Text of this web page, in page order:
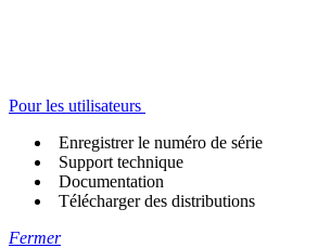
Pour les utilisateurs
Enregistrer le numéro de série
Support technique
Documentation
Télécharger des distributions
Fermer